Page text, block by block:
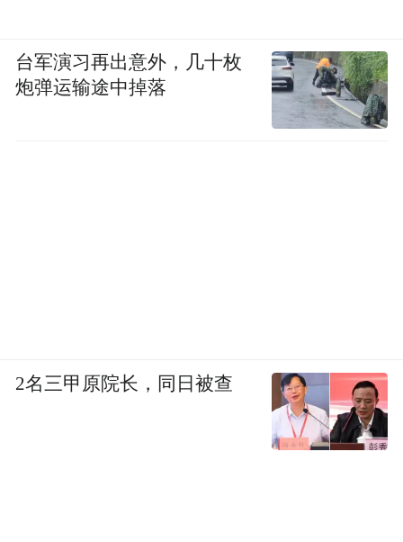
台军演习再出意外，几十枚
炮弹运输途中掉落
2名三甲原院长，同日被查